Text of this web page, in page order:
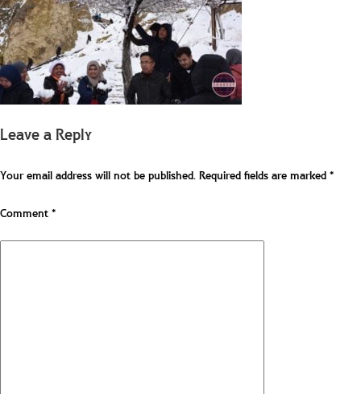
Leave a Reply
Your email address will not be published.Required fields are marked*
Comment*